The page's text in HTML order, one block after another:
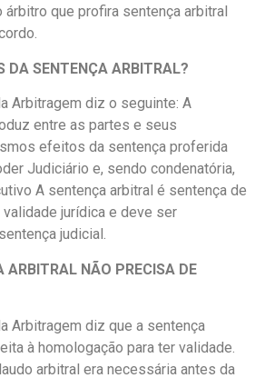
que profira sentença arbitral
DA SENTENÇA ARBITRAL?
Arbitragem diz o seguinte: A
entre as partes e seus
efeitos da sentença proferida
Judiciário e, sendo condenatória,
A sentença arbitral é sentença de
jurídica e deve ser
judicial.
ARBITRAL NÃO PRECISA DE
Arbitragem diz que a sentença
à homologação para ter validade.
arbitral era necessária antes da